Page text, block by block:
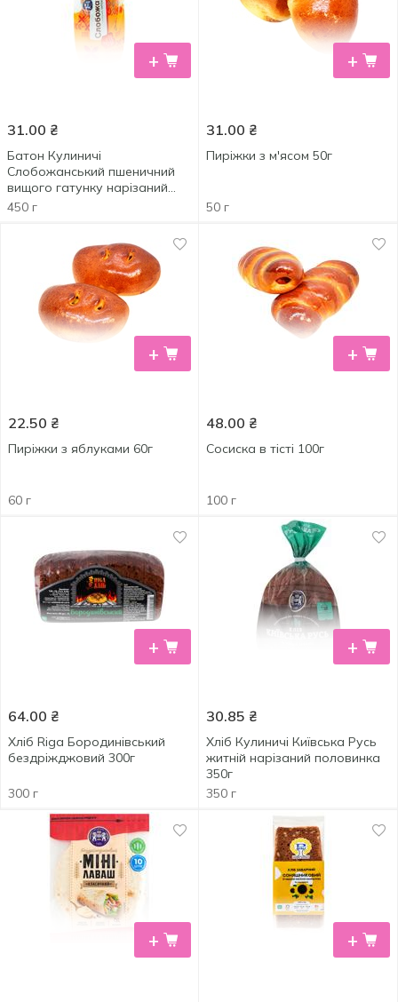
+
31.00 ₴
Батон Кулиничі
Слобожанський пшеничний
вищого гатунку нарізаний
450г
450 г
+
31.00 ₴
Пиріжки з м'ясом 50г
50 г
+
22.50 ₴
Пиріжки з яблуками 60г
60 г
+
48.00 ₴
Сосиска в тісті 100г
100 г
+
64.00 ₴
Хліб Riga Бородинівський
бездріжджовий 300г
300 г
+
30.85 ₴
Хліб Кулиничі Київська Русь
житній нарізаний половинка
350г
350 г
+ +